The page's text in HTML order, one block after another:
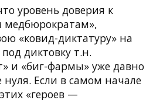
уровень доверия к
медбюрократам»,
«ковид-диктатуру» на
диктовку т.н.
и «биг-фармы» уже давно
Если в самом начале
«героев —